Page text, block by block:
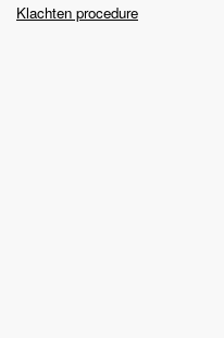
Klachten procedure